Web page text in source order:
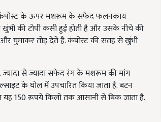
कंपोस्ट के ऊपर मशरूम के सफेद फलनकाय
की टोपी कसी हुई होती है और उसके नीचे की
घुमाकर तोड़ देते है. कंपोस्ट की सतह से खुंभी
ज्यादा से ज्यादा सफेद रंग के मशरूम की मांग
के घोल में उपचारित किया जाता है. बटन
यह 150 रूपये किलो तक आसानी से बिक जाता है.